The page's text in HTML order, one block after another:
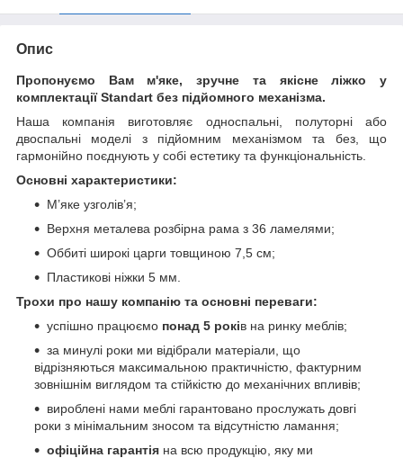
Опис
Пропонуємо Вам м'яке, зручне та якiсне ліжко у
комплектації Standart без підйомного механізма.
Наша компанія виготовляє односпальні, полуторні або
двоспальні моделі з підйомним механізмом та без, що
гармонійно поєднують у собі естетику та функціональність.
Основні характеристики:
М’яке узголів’я;
Верхня металева розбірна рама з 36 ламелями;
Оббиті широкі царги товщиною 7,5 см;
Пластикові ніжки 5 мм.
Трохи про нашу компанію та основні переваги:
успішно працюємо понад 5 років на ринку меблів;
за минулі роки ми відібрали матеріали, що
відрізняються максимальною практичністю, фактурним
зовнішнім виглядом та стійкістю до механічних впливів;
вироблені нами меблі гарантовано прослужать довгі
роки з мінімальним зносом та відсутністю ламання;
офіційна гарантія на всю продукцію, яку ми